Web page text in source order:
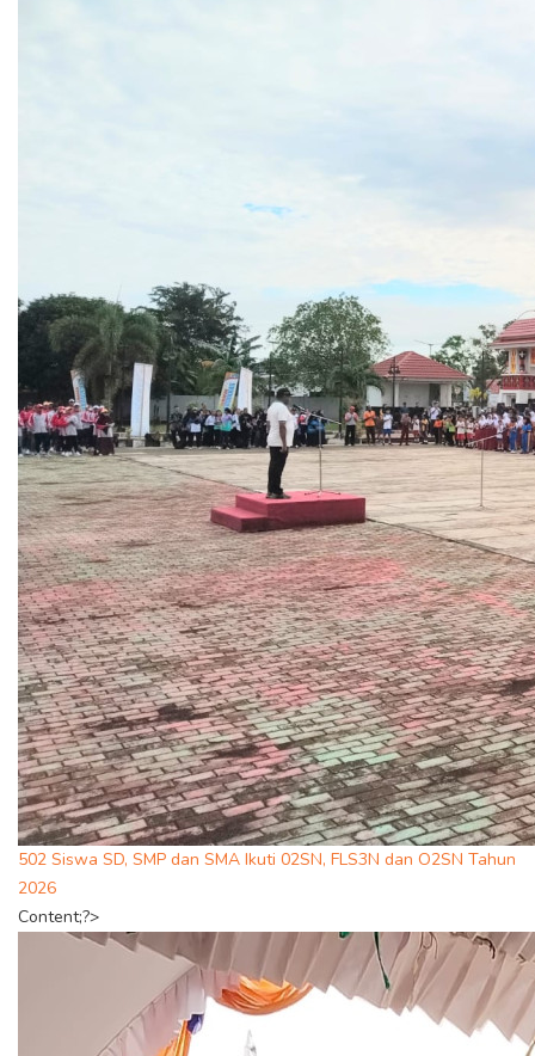
502 Siswa SD, SMP dan SMA Ikuti 02SN, FLS3N dan O2SN Tahun
2026
Content;?>